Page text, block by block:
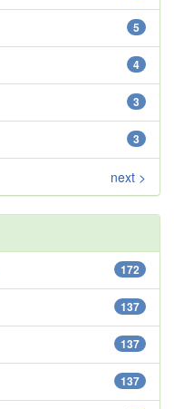
5
4
3
3
next >
172
137
137
137